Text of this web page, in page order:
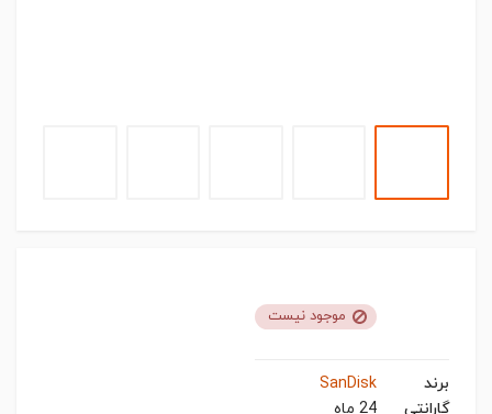
موجود نیست
برند
SanDisk
گارانتی
24 ماه